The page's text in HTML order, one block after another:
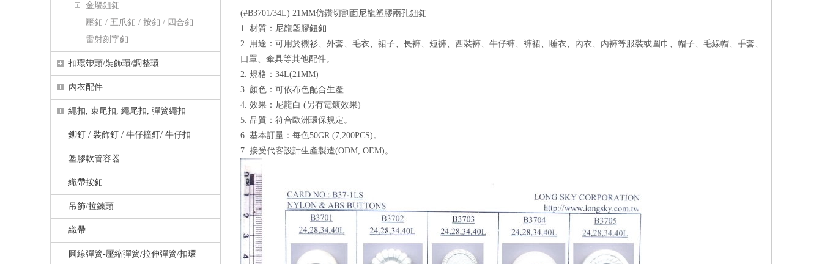
金屬鈕釦
壓釦 / 五爪釦 / 按釦 / 四合釦
雷射刻字釦
扣環帶頭/裝飾環/調整環
內衣配件
繩扣, 束尾扣, 繩尾扣, 彈簧繩扣
鉚釘 / 裝飾釘 / 牛仔撞釘/ 牛仔扣
塑膠軟管容器
織帶按釦
吊飾/拉鍊頭
織帶
圓線彈簧-壓縮彈簧/拉伸彈簧/扣環
(#B3701/34L) 21MM仿鑽切割面尼龍塑膠兩孔鈕釦
1. 材質：尼龍塑膠鈕釦
2. 用途：可用於襯衫、外套、毛衣、裙子、長褲、短褲、西裝褲、牛仔褲、褲裙、睡衣、內衣、內褲等服裝或圍巾、帽子、毛線帽、手套、
口罩、傘具等其他配件。
2. 規格：34L(21MM)
3. 顏色：可依布色配合生產
4. 效果：尼龍白 (另有電鍍效果)
5. 品質：符合歐洲環保規定。
6. 基本訂量：每色50GR (7,200PCS)。
7. 接受代客設計生產製造(ODM, OEM)。